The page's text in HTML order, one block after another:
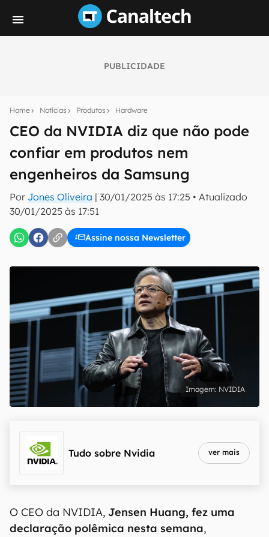
PUBLICIDADE
Home Notícias Produtos Hardware
CEO da NVIDIA diz que não pode
confiar em produtos nem
engenheiros da Samsung
Por Jones Oliveira | 30/01/2025 às 17:25 • Atualizado
30/01/2025 às 17:51
Assine nossa Newsletter
notícias e reviews sobre tecnologia em primeira
mão.
E-mail
inscreva-se
Confirmo que li, aceito e concordo com os Termos de
Uso e Política de Privacidade do Canaltech.
NVIDIA
Tudo sobre Nvidia ver mais
O CEO da NVIDIA, Jensen Huang, fez uma
declaração polêmica nesta semana,